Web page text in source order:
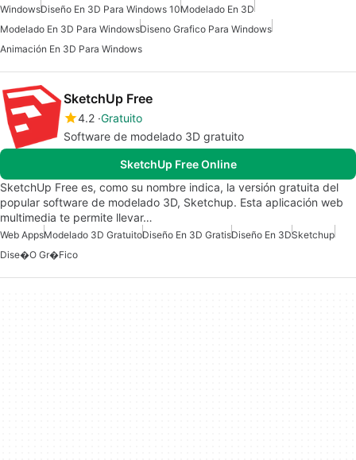
WindowsDiseño En 3D Para Windows 10Modelado En 3D
Modelado En 3D Para WindowsDiseno Grafico Para Windows
Animación En 3D Para Windows
SketchUp Free
4.2 Gratuito
Software de modelado 3D gratuito
SketchUp Free Online
SketchUp Free es, como su nombre indica, la versión gratuita del
popular software de modelado 3D, Sketchup. Esta aplicación web
multimedia te permite llevar…
Web AppsModelado 3D GratuitoDiseño En 3D GratisDiseño En 3DSketchup
Dise�o Gr�fico